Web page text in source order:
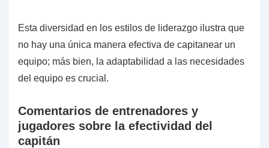
Esta diversidad en los estilos de liderazgo ilustra que
no hay una única manera efectiva de capitanear un
equipo; más bien, la adaptabilidad a las necesidades
del equipo es crucial.
Comentarios de entrenadores y
jugadores sobre la efectividad del
capitán